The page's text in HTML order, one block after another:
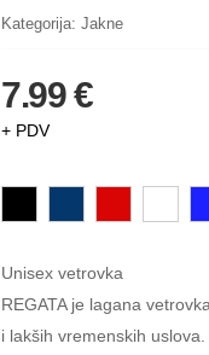
Kategorija: Jakne
7.99 €
+ PDV
Unisex vetrovka
REGATA je lagana
i lakših vremenskih